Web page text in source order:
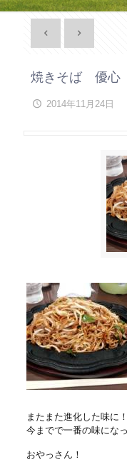
焼きそば 優心
2014年11月24日
またまた進化した味に！
今までで一番の味にな
おやっさん！